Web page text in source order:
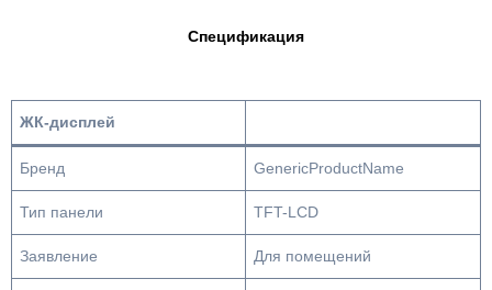
Спецификация
ЖК-дисплей
Бренд GenericProductName
Тип панели TFT-LCD
Заявление Для помещений